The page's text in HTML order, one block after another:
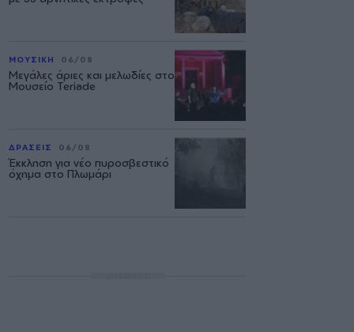
ΜΟΥΣΙΚΗ 06/08
Μεγάλες άριες και μελωδίες στο
Μουσείο Teriade
ΔΡΑΣΕΙΣ 06/08
Έκκληση για νέο πυροσβεστικό
όχημα στο Πλωμάρι